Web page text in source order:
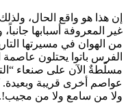
إن هذا هو واقع الحال،
غير المعروفة أسبابها
من الهوان في مسيرتها
الفرس باتوا يحتلون عاصمة
مسلّطةٌ الآن على صنعاء
عواصم أخرى قريبة
ولا من سامع ولا من مجيب!.